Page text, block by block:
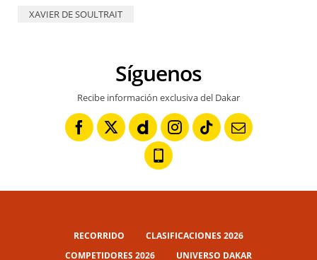
XAVIER DE SOULTRAIT
Síguenos
Recibe información exclusiva del Dakar
RECORRIDO
CLASIFICACIONES 2026
COMPETIDORES 2026
UNIVERSO DAKAR